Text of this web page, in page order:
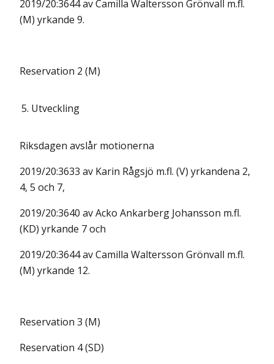
2019/20:3644 av Camilla Waltersson Grönvall m.fl.
(M) yrkande 9.
Reservation 2 (M)
5. Utveckling
Riksdagen avslår motionerna
2019/20:3633 av Karin Rågsjö m.fl. (V) yrkandena 2,
4, 5 och 7,
2019/20:3640 av Acko Ankarberg Johansson m.fl.
(KD) yrkande 7 och
2019/20:3644 av Camilla Waltersson Grönvall m.fl.
(M) yrkande 12.
Reservation 3 (M)
Reservation 4 (SD)